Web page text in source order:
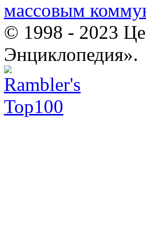
массовым
© 1998 - 2023
Энциклопедия».